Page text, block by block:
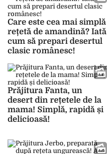
Care este cea mai simplă
rețetă de amandină? Iată
cum să prepari desertul
clasic românesc!
Prăjitura Fanta, un
desert din rețetele de la
mama! Simplă, rapidă și
delicioasă!